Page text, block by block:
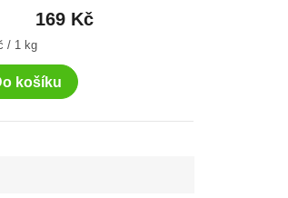
169 Kč
/ 1 kg
košíku